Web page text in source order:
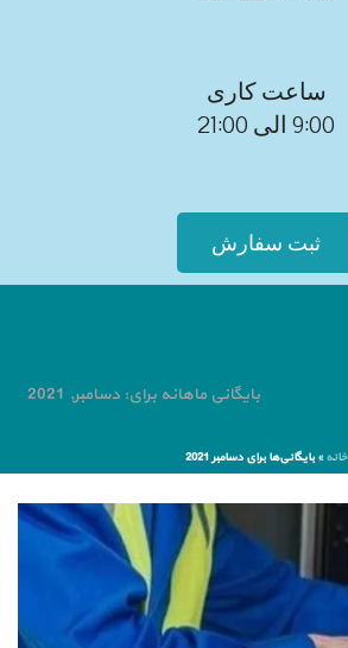
ساعت کاری
9:00 الی 21:00
ثبت سفارش
بایگانی ماهانه برای: دسامبر, 2021
خانه »بایگانی‌ها برای دسامبر 2021